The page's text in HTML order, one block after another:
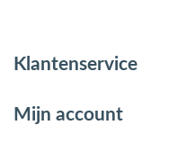
Klantenservice
Mijn account